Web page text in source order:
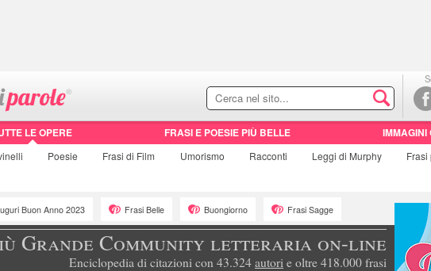
LE OPERE FRASI E POESIE PIÙ BELLE IMMAGINI
Poesie Frasi di Film Umorismo Racconti Leggi di Murphy Frasi
Buon Anno 2023 Frasi Belle Buongiorno Frasi Sagge
Grande Community letteraria on-line
Enciclopedia di citazioni con 43.324 autori e oltre 418.000 frasi